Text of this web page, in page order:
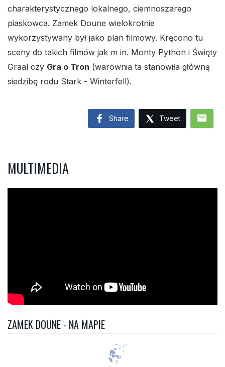
charakterystycznego lokalnego, ciemnoszarego
piaskowca. Zamek Doune wielokrotnie
wykorzystywany był jako plan filmowy. Kręcono tu
sceny do takich filmów jak m in. Monty Python i Święty
Graal czy Gra o Tron (warownia ta stanowiła główną
siedzibę rodu Stark - Winterfell).
Share Tweet mail
MULTIMEDIA
ZAMEK DOUNE - NA MAPIE